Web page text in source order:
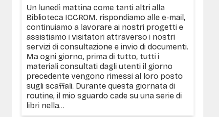
Un lunedì mattina come tanti altri alla
Biblioteca ICCROM. rispondiamo alle e-mail,
continuiamo a lavorare ai nostri progetti e
assistiamo i visitatori attraverso i nostri
servizi di consultazione e invio di documenti.
Ma ogni giorno, prima di tutto, tutti i
materiali consultati dagli utenti il giorno
precedente vengono rimessi al loro posto
sugli scaffali. Durante questa giornata di
routine, il mio sguardo cade su una serie di
libri nella...